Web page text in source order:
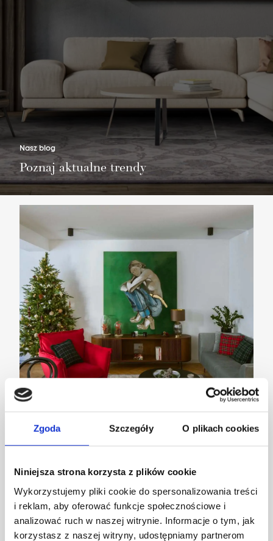
Zgoda Szczegóły O plikach cookies
Niniejsza strona korzysta z plików cookie
Wykorzystujemy pliki cookie do spersonalizowania treści
i reklam, aby oferować funkcje społecznościowe i
analizować ruch w naszej witrynie. Informacje o tym, jak
korzystasz z naszej witryny, udostępniamy partnerom
Nie masz produktów w ulubionych
Nie masz produktów w koszyku
Nasz blog
Poznaj aktualne trendy
#wspierampolskidesign – trzecia odsłona akcji!
INSPIRACJE